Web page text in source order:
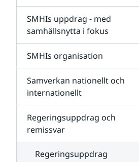
SMHIs uppdrag - med
samhällsnytta i fokus
SMHIs organisation
Samverkan nationellt och
internationellt
Regeringsuppdrag och
remissvar
Regeringsuppdrag